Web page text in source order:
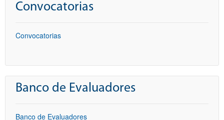
Convocatorias
Convocatorias
Banco de Evaluadores
Banco de Evaluadores